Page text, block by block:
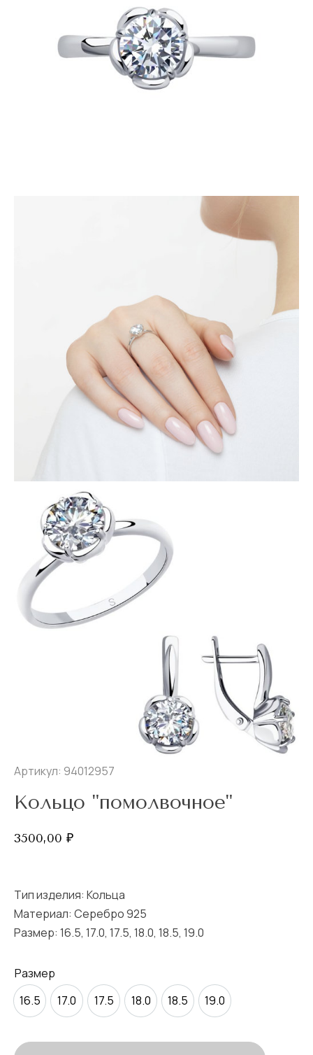
Артикул: 94012957
Кольцо "помолвочное"
3500,00 ₽
Тип изделия: Кольца
Материал: Серебро 925
Размер: 16.5, 17.0, 17.5, 18.0, 18.5, 19.0
Размер
16.5
17.0 17.5 18.0 18.5 19.0